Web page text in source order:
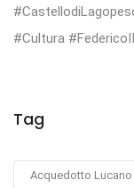
#Cultura
Tag
Acquedotto Lucano